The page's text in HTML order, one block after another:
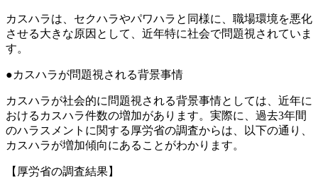
カスハラは、セクハラやパワハラと同様に、職場環境を悪化
させる大きな原因として、近年特に社会で問題視されていま
す。
カスハラが問題視される背景事情
カスハラが社会的に問題視される背景事情としては、近年に
おけるカスハラ件数の増加があります。実際に、過去3年間
のハラスメントに関する厚労省の調査からは、以下の通り、
カスハラが増加傾向にあることがわかります。
【厚労省の調査結果】